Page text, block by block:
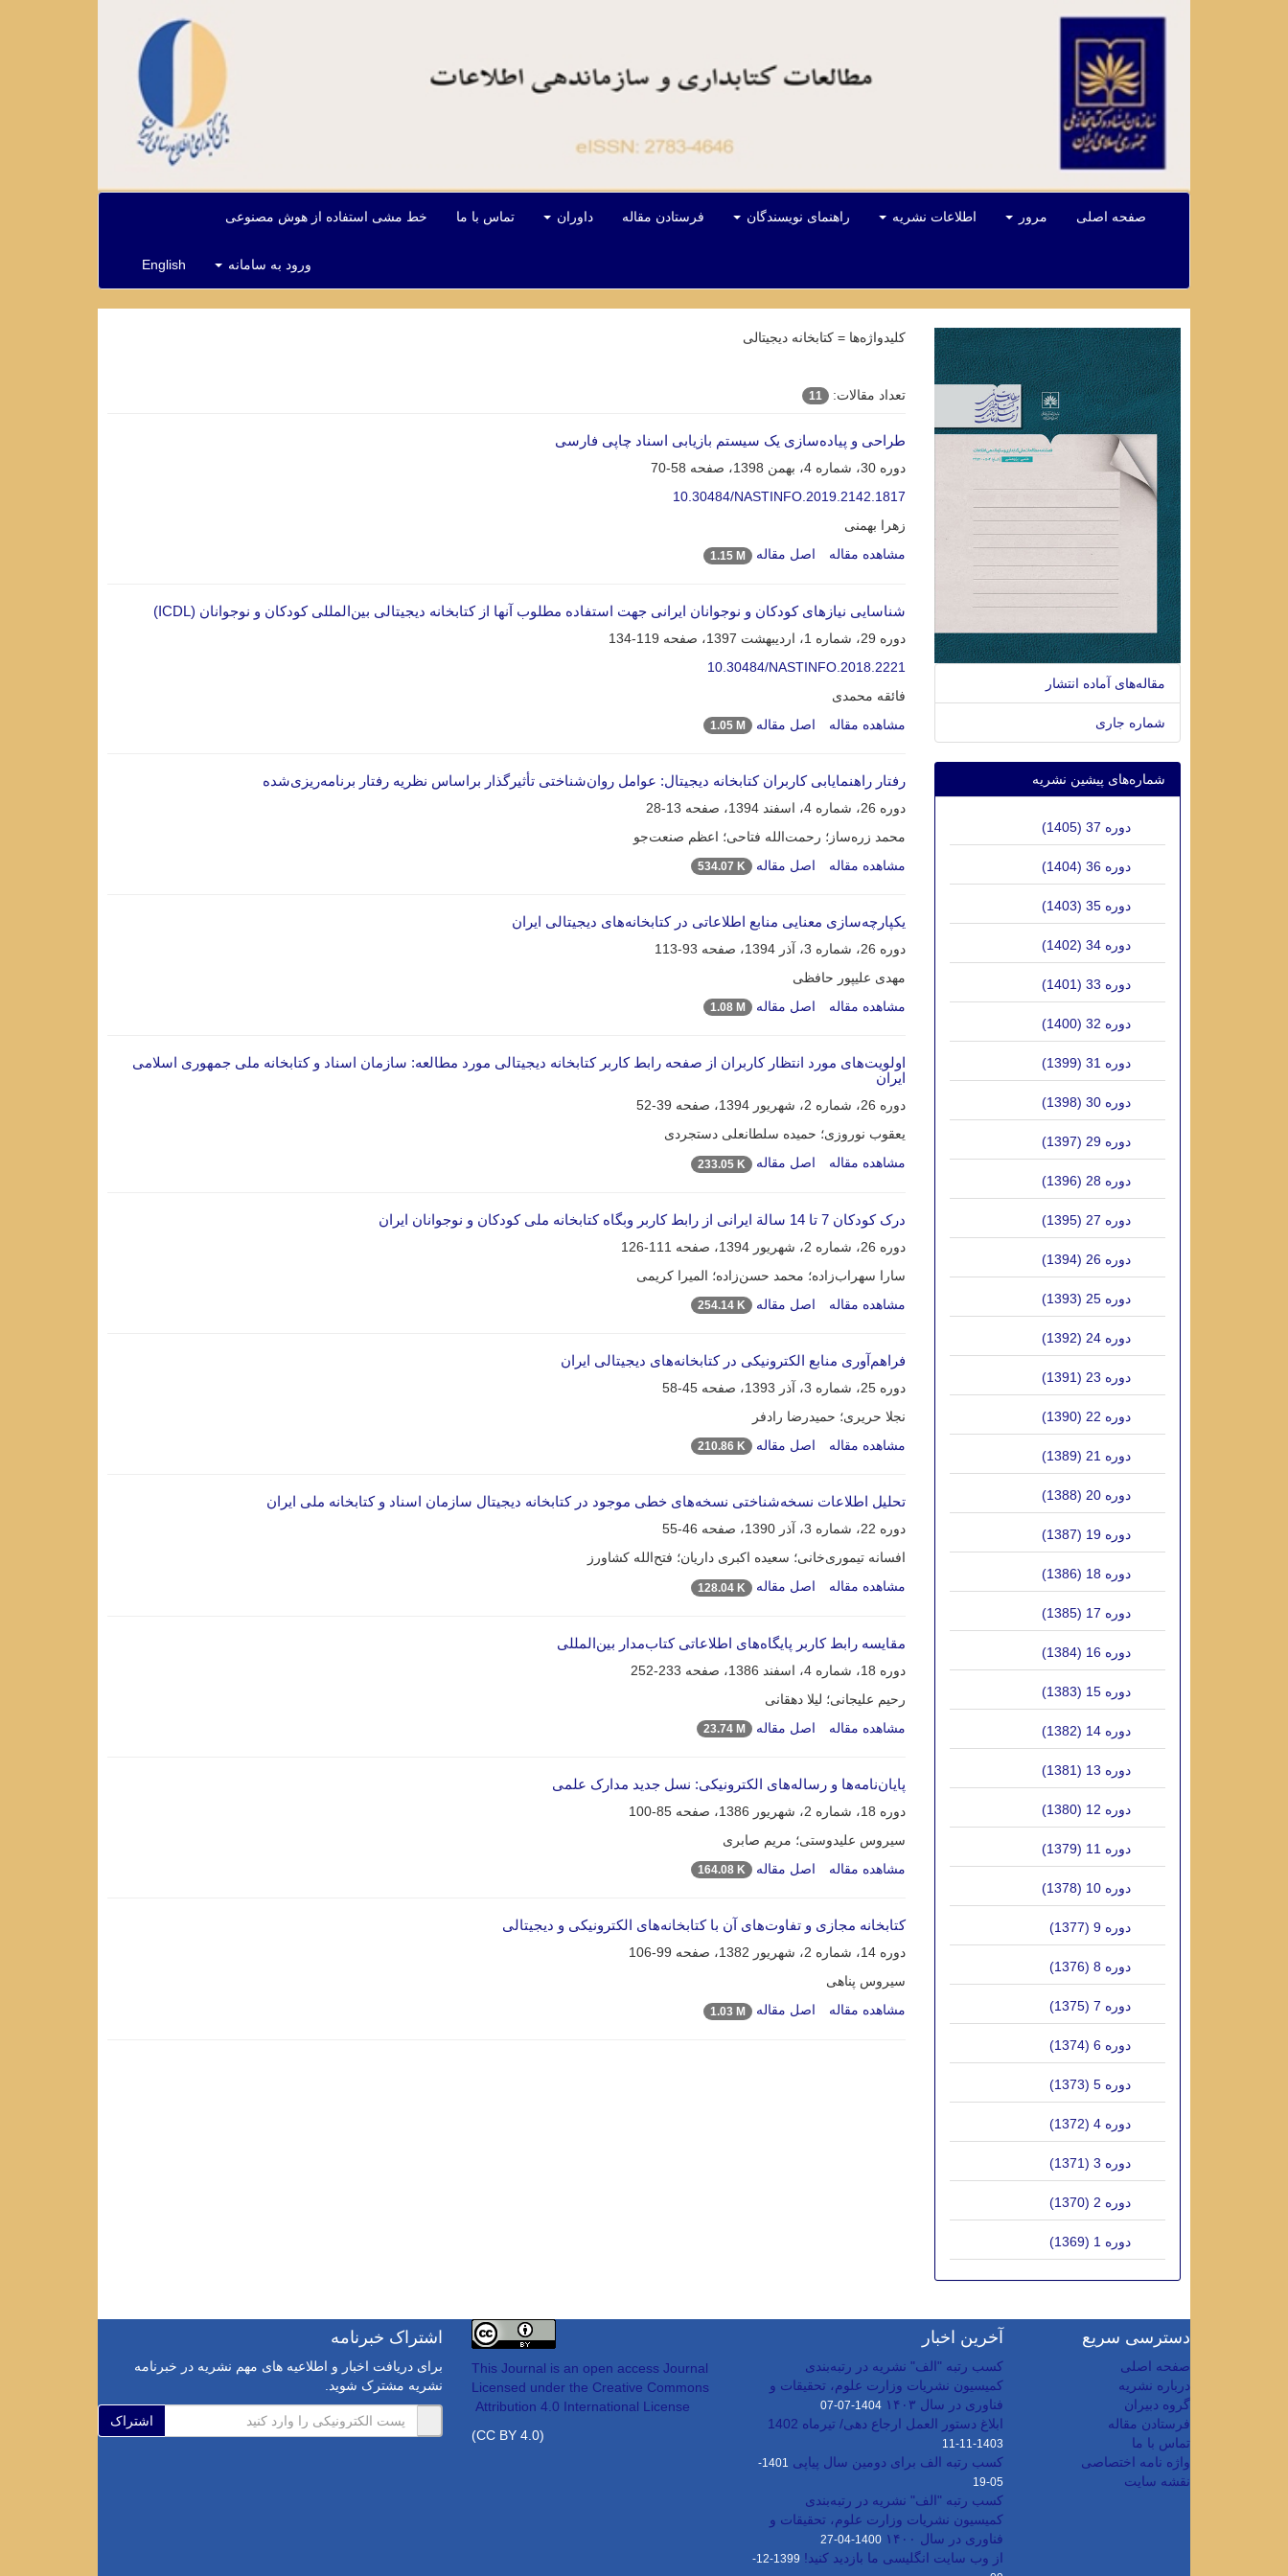
صفحه اصلی مرور اطلاعات نشریه راهنمای نویسندگان فرستادن مقاله داوران تماس با ما خط مشی استفاده از هوش مصنوعی
ورود به سامانه English
کلیدواژه‌ها =کتابخانه دیجیتالی
تعداد مقالات: 11
طراحی و پیاده‌سازی یک سیستم بازیابی اسناد چاپی فارسی
دوره 30، شماره 4، بهمن 1398، صفحه
58-70
10.30484/NASTINFO.2019.2142.1817
زهرا بهمنی
مشاهده مقاله
اصل مقاله 1.15 M
شناسایی نیازهای کودکان و نوجوانان ایرانی جهت استفاده مطلوب آنها از کتابخانه دیجیتالی بین‌المللی کودکان و نوجوانان (ICDL)
دوره 29، شماره 1، اردیبهشت 1397، صفحه
119-134
10.30484/NASTINFO.2018.2221
فائقه محمدی
مشاهده مقاله
اصل مقاله 1.05 M
رفتار راهنمایابی کاربران کتابخانه دیجیتال: عوامل روان‌شناختی تأثیرگذار براساس نظریه رفتار برنامه‌ریزی‌شده
دوره 26، شماره 4، اسفند 1394، صفحه
13-28
محمد زره‌ساز؛ رحمت‌الله فتاحی؛ اعظم صنعت‌جو
مشاهده مقاله
اصل مقاله 534.07 K
یکپارچه‌‎سازی معنایی منابع اطلاعاتی در کتابخانه‌های دیجیتالی ایران
دوره 26، شماره 3، آذر 1394، صفحه
93-113
مهدی علیپور حافظی
مشاهده مقاله
اصل مقاله 1.08 M
اولویت‌های مورد انتظار کاربران از صفحه رابط کاربر کتابخانه دیجیتالی مورد مطالعه: سازمان اسناد و کتابخانه ملی جمهوری اسلامی
ایران
دوره 26، شماره 2، شهریور 1394، صفحه
39-52
یعقوب نوروزی؛ حمیده سلطانعلی دستجردی
مشاهده مقاله
اصل مقاله 233.05 K
درک کودکان 7 تا 14 سالة ایرانی از رابط کاربر وبگاه کتابخانه ملی کودکان و نوجوانان ایران
دوره 26، شماره 2، شهریور 1394، صفحه
111-126
سارا سهراب‌زاده؛ محمد حسن‌زاده؛ المیرا کریمی
مشاهده مقاله
اصل مقاله 254.14 K
فراهم‌آوری منابع الکترونیکی در کتابخانه‌های دیجیتالی ایران
دوره 25، شماره 3، آذر 1393، صفحه
45-58
نجلا حریری؛ حمیدرضا رادفر
مشاهده مقاله
اصل مقاله 210.86 K
تحلیل اطلاعات نسخه‌شناختی نسخه‌های خطی موجود در کتابخانه دیجیتال سازمان اسناد و کتابخانه ملی ایران
دوره 22، شماره 3، آذر 1390، صفحه
46-55
افسانه تیموری‌خانی؛ سعیده اکبری داریان؛ فتح‌الله کشاورز
مشاهده مقاله
اصل مقاله 128.04 K
مقایسه رابط کاربر پایگاه‌های اطلاعاتی کتاب‌مدار بین‌المللی
دوره 18، شماره 4، اسفند 1386، صفحه
233-252
رحیم علیجانی؛ لیلا دهقانی
مشاهده مقاله
اصل مقاله 23.74 M
پایان‌نامه‌ها و رساله‌های الکترونیکی: نسل جدید مدارک علمی
دوره 18، شماره 2، شهریور 1386، صفحه
85-100
سیروس علیدوستی؛ مریم صابری
مشاهده مقاله
اصل مقاله 164.08 K
کتابخانه مجازی و تفاوت‌های آن با کتابخانه‌های الکترونیکی و دیجیتالی
دوره 14، شماره 2، شهریور 1382، صفحه
99-106
سیروس پناهی
مشاهده مقاله
اصل مقاله 1.03 M
مقاله‌های آماده انتشار
شماره جاری
شماره‌های پیشین نشریه
دوره 37 (1405)
دوره 36 (1404)
دوره 35 (1403)
دوره 34 (1402)
دوره 33 (1401)
دوره 32 (1400)
دوره 31 (1399)
دوره 30 (1398)
دوره 29 (1397)
دوره 28 (1396)
دوره 27 (1395)
دوره 26 (1394)
دوره 25 (1393)
دوره 24 (1392)
دوره 23 (1391)
دوره 22 (1390)
دوره 21 (1389)
دوره 20 (1388)
دوره 19 (1387)
دوره 18 (1386)
دوره 17 (1385)
دوره 16 (1384)
دوره 15 (1383)
دوره 14 (1382)
دوره 13 (1381)
دوره 12 (1380)
دوره 11 (1379)
دوره 10 (1378)
دوره 9 (1377)
دوره 8 (1376)
دوره 7 (1375)
دوره 6 (1374)
دوره 5 (1373)
دوره 4 (1372)
دوره 3 (1371)
دوره 2 (1370)
دوره 1 (1369)
دسترسی سریع
صفحه اصلی
درباره نشریه
گروه دبیران
فرستادن مقاله
تماس با ما
واژه نامه اختصاصی
نقشه سایت
آخرین اخبار
کسب رتبه "الف" نشریه در رتبه‌بندی
کمیسیون نشریات وزارت علوم، تحقیقات و
فناوری در سال ۱۴۰۳
1404-07-07
ابلاغ دستور العمل ارجاع دهی/ تیرماه 1402
1403-11-11
کسب رتبه الف برای دومین سال پیاپی
1401-
05-19
کسب رتبه "الف" نشریه در رتبه‌بندی
کمیسیون نشریات وزارت علوم، تحقیقات و
فناوری در سال ۱۴۰۰
1400-04-27
از وب سایت انگلیسی ما بازدید کنید!
1399-12-
This Journal is an open access Journal
Licensed under the Creative Commons
Attribution 4.0 International License
(CC BY 4.0)
اشتراک خبرنامه
برای دریافت اخبار و اطلاعیه های مهم نشریه در خبرنامه
نشریه مشترک شوید.
اشتراک